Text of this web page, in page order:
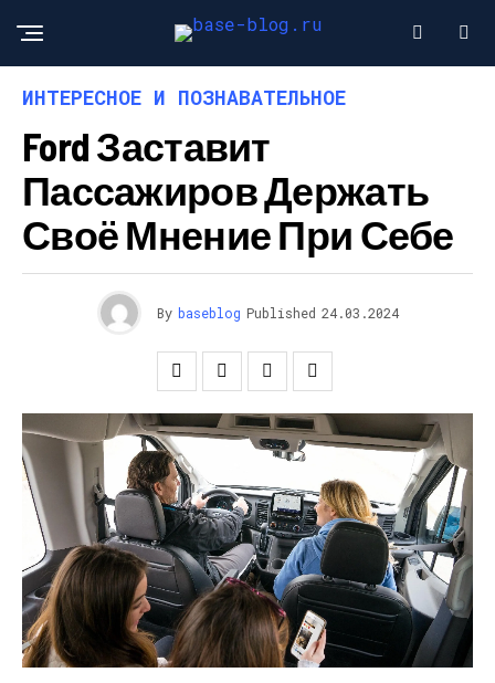
ИНТЕРЕСНОЕ И ПОЗНАВАТЕЛЬНОЕ
Ford Заставит
Пассажиров Держать
Своё Мнение При Себе
By baseblog Published 24.03.2024